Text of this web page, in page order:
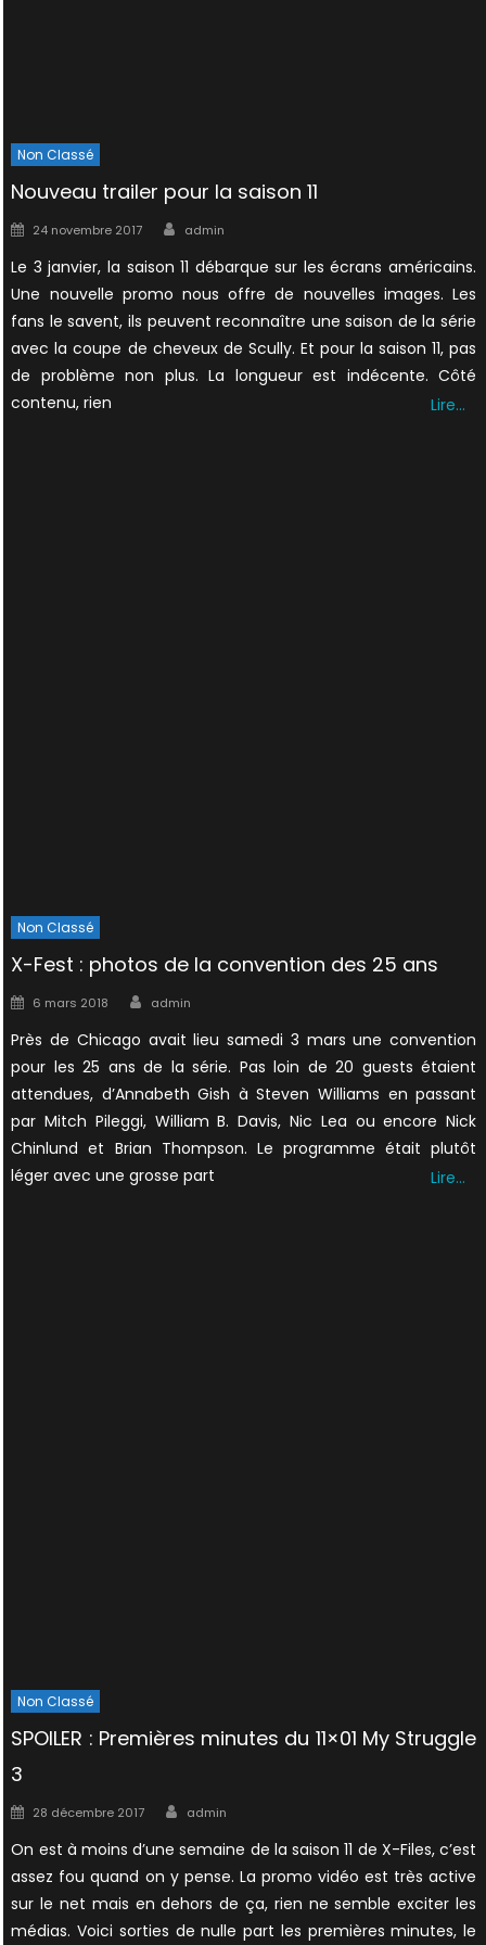
Non Classé
Nouveau trailer pour la saison 11
Posted
24 novembre 2017 Author
admin
Le 3 janvier, la saison 11 débarque sur les écrans américains.
Une nouvelle promo nous offre de nouvelles images. Les
fans le savent, ils peuvent reconnaître une saison de la série
avec la coupe de cheveux de Scully. Et pour la saison 11, pas
de problème non plus. La longueur est indécente. Côté
contenu, rien
Lire…
Non Classé
X-Fest : photos de la convention des 25 ans
Posted
6 mars 2018 Author
admin
Près de Chicago avait lieu samedi 3 mars une convention
pour les 25 ans de la série. Pas loin de 20 guests étaient
attendues, d’Annabeth Gish à Steven Williams en passant
par Mitch Pileggi, William B. Davis, Nic Lea ou encore Nick
Chinlund et Brian Thompson. Le programme était plutôt
léger avec une grosse part
Lire…
Non Classé
SPOILER : Premières minutes du 11×01 My Struggle
3
Posted
28 décembre 2017 Author
admin
On est à moins d’une semaine de la saison 11 de X-Files, c’est
assez fou quand on y pense. La promo vidéo est très active
sur le net mais en dehors de ça, rien ne semble exciter les
médias. Voici sorties de nulle part les premières minutes, le